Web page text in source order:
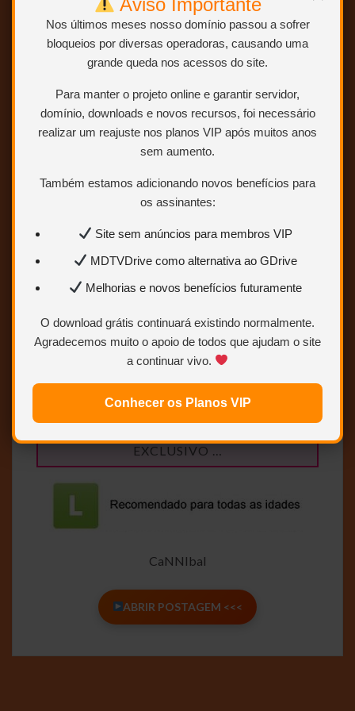
Nos últimos meses nosso domínio passou a sofrer
bloqueios por diversas operadoras, causando uma
grande queda nos acessos do site.
Para manter o projeto online e garantir servidor,
domínio, downloads e novos recursos, foi necessário
realizar um reajuste nos planos VIP após muitos anos
sem aumento.
Também estamos adicionando novos benefícios para
os assinantes:
Site sem anúncios para membros VIP
MDTVDrive como alternativa ao GDrive
Melhorias e novos benefícios futuramente
O download grátis continuará existindo normalmente.
Agradecemos muito o apoio de todos que ajudam o site
a continuar vivo.
Conhecer os Planos VIP
HDTV 1080p – DUAL AUDIO (DUBLAGEM CLÁSSICA
– TELECINE)
EXCLUSIVO …
CaNNIbal
ABRIR POSTAGEM <<<